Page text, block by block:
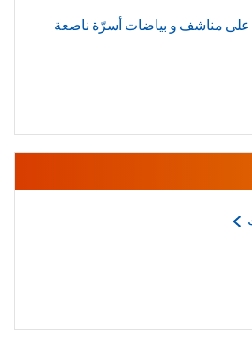
مناشف و بياضات أسرّة ناصعة